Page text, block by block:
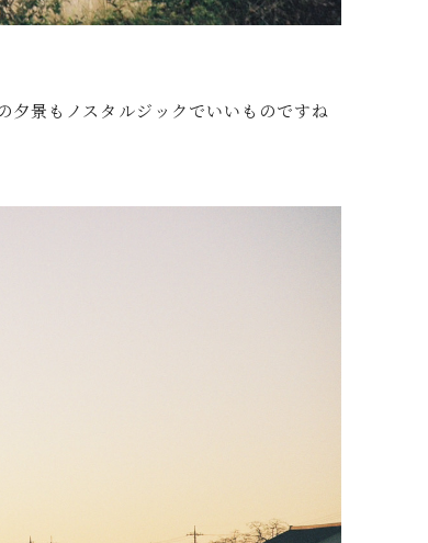
景もノスタルジックでいいものですね